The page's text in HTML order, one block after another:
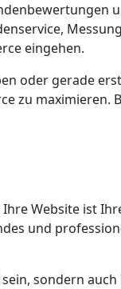
eingehen.
oder gerade
zu
Website ist
und
sondern